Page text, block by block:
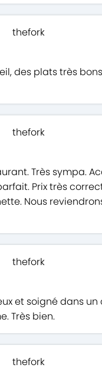
thefork
des plats très
thefork
Très sympa.
Prix très
Nous
thefork
et soigné dans
Très bien.
thefork